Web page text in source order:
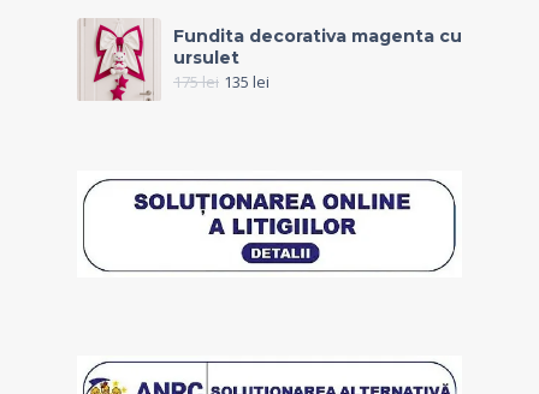
Fundita decorativa magenta cu
ursulet
175lei 135 lei